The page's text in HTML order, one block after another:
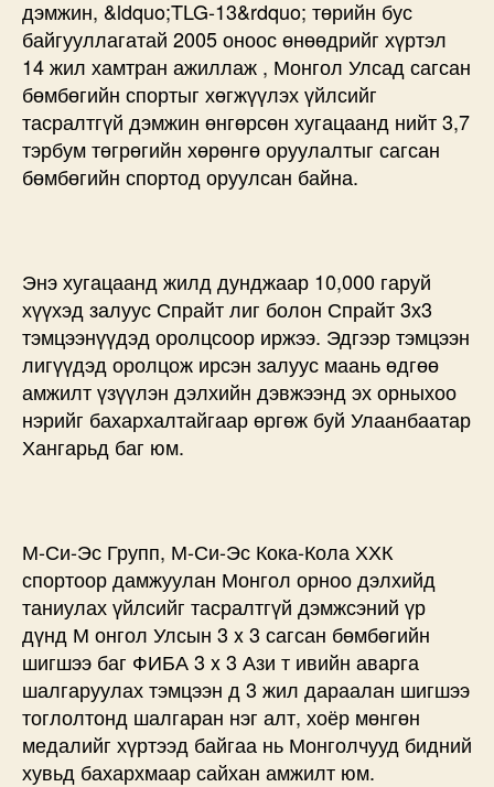
дэмжин, &ldquo;TLG-13&rdquo; төрийн бус
байгууллагатай 2005 оноос өнөөдрийг хүртэл
14 жил хамтран ажиллаж , Монгол Улсад сагсан
бөмбөгийн спортыг хөгжүүлэх үйлсийг
тасралтгүй дэмжин өнгөрсөн хугацаанд нийт 3,7
тэрбум төгрөгийн хөрөнгө оруулалтыг сагсан
бөмбөгийн спортод оруулсан байна.
Энэ хугацаанд жилд дунджаар 10,000 гаруй
хүүхэд залуус Спрайт лиг болон Спрайт 3х3
тэмцээнүүдэд оролцсоор иржээ. Эдгээр тэмцээн
лигүүдэд оролцож ирсэн залуус маань өдгөө
амжилт үзүүлэн дэлхийн дэвжээнд эх орныхоо
нэрийг бахархалтайгаар өргөж буй Улаанбаатар
Хангарьд баг юм.
М-Си-Эс Групп, М-Си-Эс Кока-Кола ХХК
спортоор дамжуулан Монгол орноо дэлхийд
таниулах үйлсийг тасралтгүй дэмжсэний үр
дүнд М онгол Улсын 3 x 3 сагсан бөмбөгийн
шигшээ баг ФИБА 3 x 3 Ази т ивийн аварга
шалгаруулах тэмцээн д 3 жил дараалан шигшээ
тоглолтонд шалгаран нэг алт, хоёр мөнгөн
медалийг хүртээд байгаа нь Монголчууд бидний
хувьд бахархмаар сайхан амжилт юм.